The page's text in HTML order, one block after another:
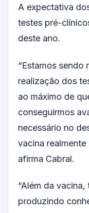
A expectativa
testes pré-
deste ano.
“Estamos sendo
realização dos
ao máximo de
conseguirmos
necessário no
vacina
afirma Cabral.
“Além da
produzindo